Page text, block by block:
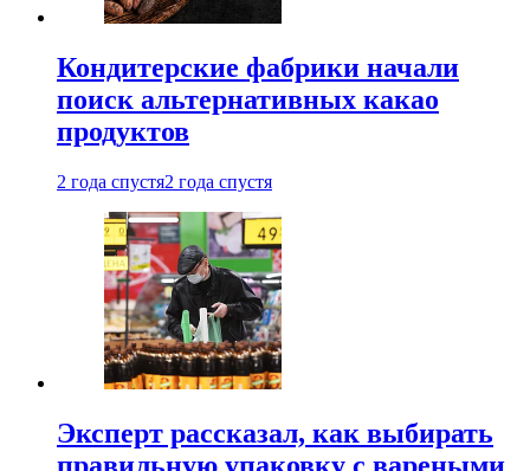
Кондитерские фабрики начали
поиск альтернативных какао
продуктов
2 года спустя2 года спустя
Эксперт рассказал, как выбирать
правильную упаковку с вареными